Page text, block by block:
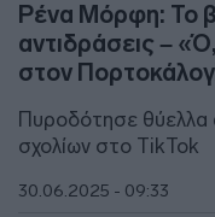
Ρένα Μόρφη: Το
αντιδράσεις –
στον
Πυροδότησε θύελλα
σχολίων στο TikTok
30.06.2025 - 09:33